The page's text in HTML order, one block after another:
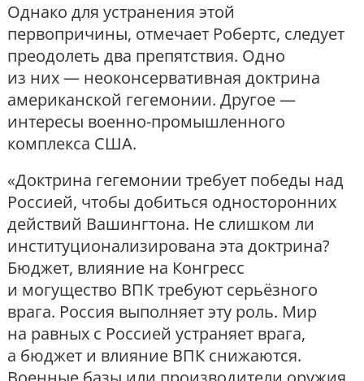
Однако для устранения этой
первопричины, отмечает Робертс, следует
преодолеть два препятствия. Одно
из них — неоконсервативная доктрина
американской гегемонии. Другое —
интересы военно-промышленного
комплекса США.
«Доктрина гегемонии требует победы над
Россией, чтобы добиться односторонних
действий Вашингтона. Не слишком ли
институционализирована эта доктрина?
Бюджет, влияние на Конгресс
и могущество ВПК требуют серьёзного
врага. Россия выполняет эту роль. Мир
на равных с Россией устраняет врага,
а бюджет и влияние ВПК снижаются.